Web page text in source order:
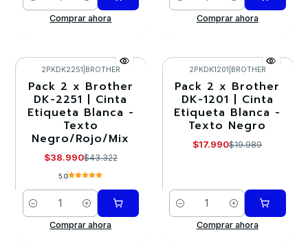
Cantidad
Comprar ahora
Cantidad
Comprar ahora
-10%
2PKDK2251 BROTHER
Pack 2 x Brother
DK-2251 | Cinta
Etiqueta Blanca -
Texto
Negro/Rojo/Mix
$38.990$43.322
5.0
Cantidad
Comprar ahora
-10%
2PKDK1201 BROTHER
Pack 2 x Brother
DK-1201 | Cinta
Etiqueta Blanca -
Texto Negro
$17.990$19.989
Cantidad
Comprar ahora